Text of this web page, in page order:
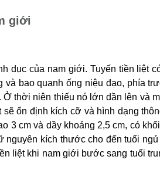
giới
dục của nam giới. Tuyến tiền liệt
bao quanh ống niệu đạo, phía
thời niên thiếu nó lớn dần lên và
ổn định kích cỡ và hình dạng
3 cm và dầy khoảng 2,5 cm, có
kích thước cho đến tuổi
liệt khi nam giới bước sang tuổi